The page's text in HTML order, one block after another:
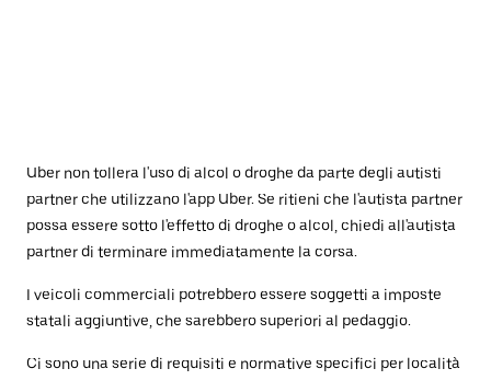
Uber non tollera l'uso di alcol o droghe da parte degli autisti
partner che utilizzano l'app Uber. Se ritieni che l'autista partner
possa essere sotto l'effetto di droghe o alcol, chiedi all'autista
partner di terminare immediatamente la corsa.
I veicoli commerciali potrebbero essere soggetti a imposte
statali aggiuntive, che sarebbero superiori al pedaggio.
Ci sono una serie di requisiti e normative specifici per località